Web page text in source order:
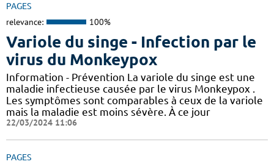
PAGES
relevance: 100%
Variole du singe - Infection par le
virus du Monkeypox
Information - Prévention La variole du singe est une
maladie infectieuse causée par le virus Monkeypox .
Les symptômes sont comparables à ceux de la variole
mais la maladie est moins sévère. À ce jour
22/03/2024 11:06
PAGES